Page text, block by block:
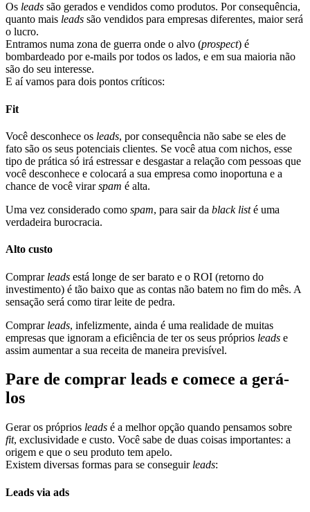
Os leads são gerados e vendidos como produtos. Por consequência,
quanto mais leads são vendidos para empresas diferentes, maior será
o lucro.
Entramos numa zona de guerra onde o alvo (prospect) é
bombardeado por e-mails por todos os lados, e em sua maioria não
são do seu interesse.
E aí vamos para dois pontos críticos:
Fit
Você desconhece os leads, por consequência não sabe se eles de
fato são os seus potenciais clientes. Se você atua com nichos, esse
tipo de prática só irá estressar e desgastar a relação com pessoas que
você desconhece e colocará a sua empresa como inoportuna e a
chance de você virarspam é alta.
Uma vez considerado como spam, para sair da black listé uma
verdadeira burocracia.
Alto custo
Comprar leads está longe de ser barato e o ROI (retorno do
investimento) é tão baixo que as contas não batem no fim do mês. A
sensação será como tirar leite de pedra.
Comprar leads, infelizmente, ainda é uma realidade de muitas
empresas que ignoram a eficiência de ter os seus próprios leads e
assim aumentar a sua receita de maneira previsível.
Pare de comprar leads e comece a gerá-
los
Gerar os próprios leads é a melhor opção quando pensamos sobre
fit, exclusividade e custo. Você sabe de duas coisas importantes: a
origem e que o seu produto tem apelo.
Existem diversas formas para se conseguir leads:
Leads via ads